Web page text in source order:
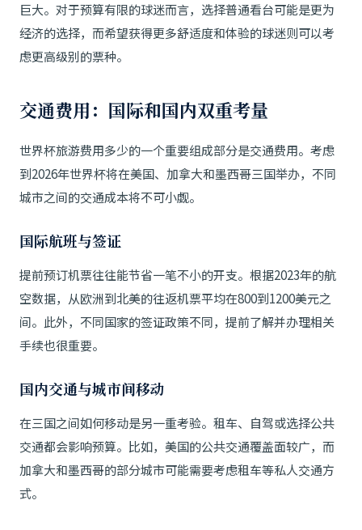
巨大。对于预算有限的球迷而言，选择普通看台可能是更为
经济的选择，而希望获得更多舒适度和体验的球迷则可以考
虑更高级别的票种。
交通费用：国际和国内双重考量
世界杯旅游费用多少的一个重要组成部分是交通费用。考虑
到2026年世界杯将在美国、加拿大和墨西哥三国举办，不同
城市之间的交通成本将不可小觑。
国际航班与签证
提前预订机票往往能节省一笔不小的开支。根据2023年的航
空数据，从欧洲到北美的往返机票平均在800到1200美元之
间。此外，不同国家的签证政策不同，提前了解并办理相关
手续也很重要。
国内交通与城市间移动
在三国之间如何移动是另一重考验。租车、自驾或选择公共
交通都会影响预算。比如，美国的公共交通覆盖面较广，而
加拿大和墨西哥的部分城市可能需要考虑租车等私人交通方
式。